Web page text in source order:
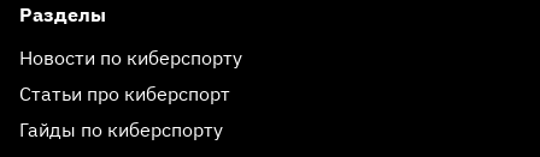
Разделы
Новости по киберспорту
Статьи про киберспорт
Гайды по киберспорту